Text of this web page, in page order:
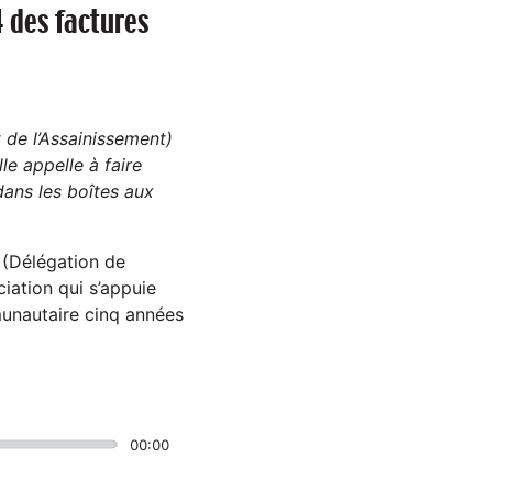
factures
l’Assainissement)
appelle à faire
les boîtes aux
(Délégation de
qui s’appuie
cinq années
00:00